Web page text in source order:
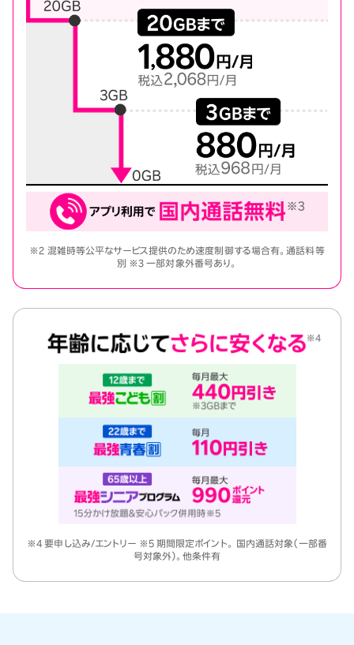
※2 混雑時等公平なサービス提供のため速度制御する場合有。通話料等
別 ※3 一部対象外番号あり。
※4 要申し込み/エントリー ※5 期間限定ポイント。 国内通話対象（一部番
号対象外）。他条件有